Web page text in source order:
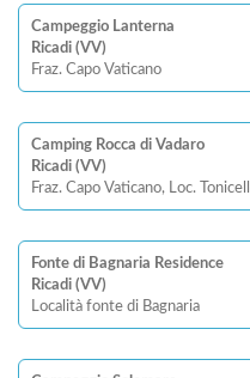
Campeggio Lanterna
Ricadi (VV)
Fraz. Capo Vaticano
Camping Rocca di Vadaro
Ricadi (VV)
Fraz. Capo Vaticano, Loc.
Fonte di Bagnaria Residence
Ricadi (VV)
Località fonte di Bagnaria